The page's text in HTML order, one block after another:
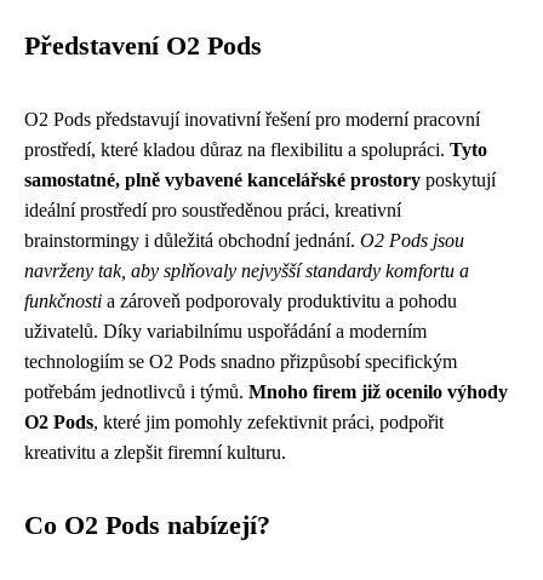
Představení O2 Pods
O2 Pods představují inovativní řešení pro moderní pracovní
prostředí, které kladou důraz na flexibilitu a spolupráci. Tyto
samostatné, plně vybavené kancelářské prostory poskytují
ideální prostředí pro soustředěnou práci, kreativní
brainstormingy i důležitá obchodní jednání. O2 Pods jsou
navrženy tak, aby splňovaly nejvyšší standardy komfortu a
funkčnosti a zároveň podporovaly produktivitu a pohodu
uživatelů. Díky variabilnímu uspořádání a moderním
technologiím se O2 Pods snadno přizpůsobí specifickým
potřebám jednotlivců i týmů. Mnoho firem již ocenilo výhody
O2 Pods, které jim pomohly zefektivnit práci, podpořit
kreativitu a zlepšit firemní kulturu.
Co O2 Pods nabízejí?